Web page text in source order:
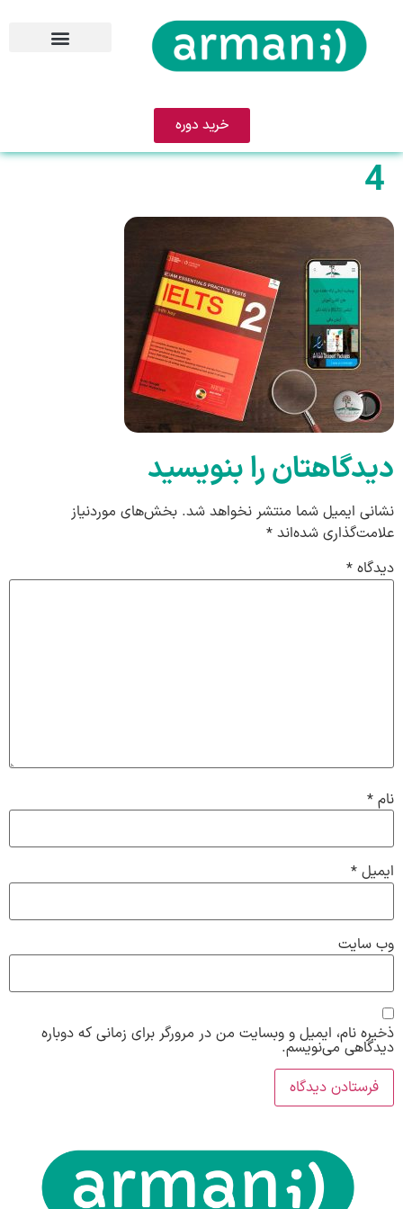
خرید دوره
4
دیدگاهتان را بنویسید
نشانی ایمیل شما منتشر نخواهد شد. بخش‌های موردنیاز
علامت‌گذاری شده‌اند *
دیدگاه *
نام *
ایمیل *
وب‌ سایت
ذخیره نام، ایمیل و وبسایت من در مرورگر برای زمانی که دوباره
دیدگاهی می‌نویسم.